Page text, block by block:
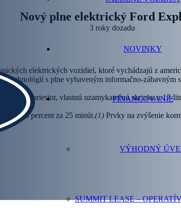
NOVINKY
FINANCOVANIE
VÝHODNÝ
SUMMIT LEASE –
Nový plne elektrický Ford
3 roky dozadu
elektrických vozidiel, ktoré vychádzajú z
technológií s plne vybaveným informačno-
úložný priestor, vlastnú uzamykateľnú skrinku a
do 80 percent za 25 minút.(1) Prvky na zvýšenie